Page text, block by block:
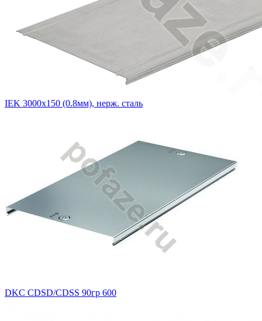
IEK 3000х150 (0.8мм), нерж. сталь
DKC CDSD/CDSS 90гр 600